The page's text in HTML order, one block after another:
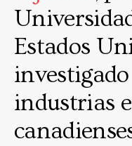
Estados
industrias